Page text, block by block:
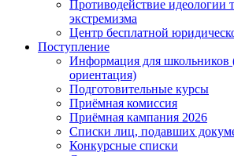
Противодействие идеологии
экстремизма
Центр бесплатной
Поступление
Информация для школьников
ориентация)
Подготовительные курсы
Приёмная комиссия
Приёмная кампания 2026
Списки лиц, подавших
Конкурсные списки